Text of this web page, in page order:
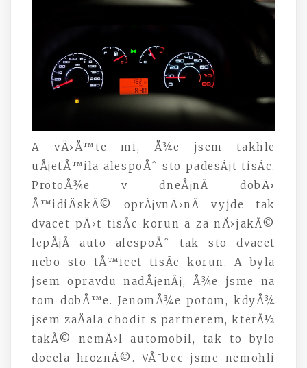
A vÄ›Å™te mi, Å¾e jsem takhle
uÅ¡etÅ™ila alespoÅˆ sto padesÃ¡t tisÃ­c.
ProtoÅ¾e v dneÅ¡nÃ­ dobÄ›
Å™idiÄskÃ© oprÃ¡vnÄ›nÃ­ vyjde tak
dvacet pÄ›t tisÃ­c korun a za nÄ›jakÃ©
lepÅ¡Ã­ auto alespoÅˆ tak sto dvacet
nebo sto tÅ™icet tisÃ­c korun. A byla
jsem opravdu nadÅ¡enÃ¡, Å¾e jsme na
tom dobÅ™e. JenomÅ¾e potom, kdyÅ¾
jsem zaÄala chodit s partnerem, kterÃ½
takÃ© nemÄ›l automobil, tak to bylo
docela hroznÃ©. VÅ¯bec jsme nemohli